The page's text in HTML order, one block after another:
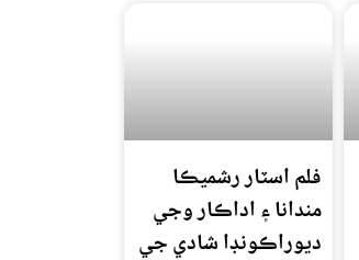
فلم اسٽار رشميڪا
مندانا ۽ اداڪار وجي
ديوراڪونڊا شادي جي